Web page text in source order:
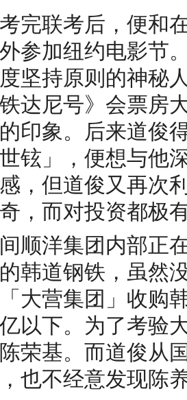
联考后，便和在
参加纽约电影节
坚持原则的神秘
达尼号》会票房
印象。后来道俊
铉」，便想与他
，但道俊又再次
，而对投资都极
洋集团内部正在
韩道钢铁，虽然
大营集团」收购
以下。为了考验
荣基。而道俊从
也不经意发现陈